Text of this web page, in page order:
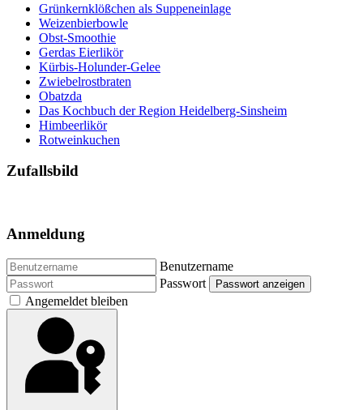
Grünkernklößchen als Suppeneinlage
Weizenbierbowle
Obst-Smoothie
Gerdas Eierlikör
Kürbis-Holunder-Gelee
Zwiebelrostbraten
Obatzda
Das Kochbuch der Region Heidelberg-Sinsheim
Himbeerlikör
Rotweinkuchen
Zufallsbild
Anmeldung
Benutzername
Passwort
Passwort anzeigen
Angemeldet bleiben